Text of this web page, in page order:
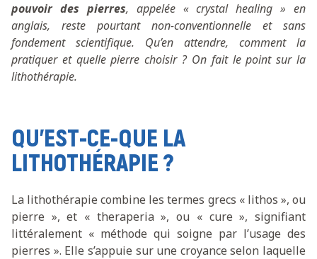
pouvoir des pierres, appelée « crystal healing » en
anglais, reste pourtant non-conventionnelle et sans
fondement scientifique. Qu’en attendre, comment la
pratiquer et quelle pierre choisir ? On fait le point sur la
lithothérapie.
QU’EST-CE-QUE LA
LITHOTHÉRAPIE ?
La lithothérapie combine les termes grecs « lithos », ou
pierre », et « theraperia », ou « cure », signifiant
littéralement « méthode qui soigne par l’usage des
pierres ». Elle s’appuie sur une croyance selon laquelle